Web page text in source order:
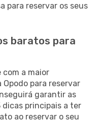
para reservar os seus
baratos para
com a maior
Opodo para reservar
garantir as
dicas principais a ter
ao reservar o seu